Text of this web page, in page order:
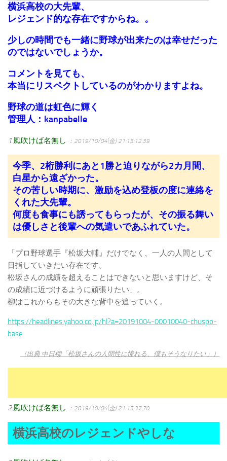
横浜高校の大先輩、
レジェンド的な存在ですからね。。
少しの時間でも一緒に野球が出来たのは幸せだった
のではないでしょうか。
コメントを見ても、
本当にリスペクトしているのがわかりますよね。
野球の道は虹色に輝く
管理人：kanpabelle
1 風吹けば名無し ：2019/10/04(金) 21:15:12.39
今季、2桁勝利にあと1勝と迫りながら2カ月間、
白星から遠ざかった。
その苦しい時期に、激励を込め登板の度に連絡を
くれた大先輩。
何度も食事にも誘ってもらったが、その振る舞い
は優しさと後輩への気遣いであふれていた。
「プロ野球選手『松坂大輔』だけでなく、一人の人間として
目指していきたい存在です。
松坂さんの成績を超えることはできないと思いますけど、そ
の成績に近づけるように頑張りたい」。
柳はこれからもその大きな背中を追っていく。
https://headlines.yahoo.co.jp/hl?a=20191004-00010040-chuspo-
base
（出典 中日柳「松坂さんの人間性に憧れる、僕もそうなりたい」）
2 風吹けば名無し ：2019/10/04(金) 21:15:37.70
横浜高校のレジェンドやしな